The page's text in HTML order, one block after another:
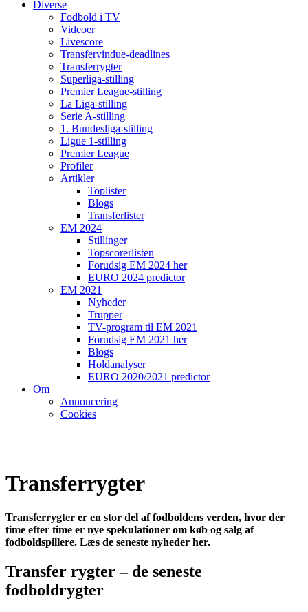
Diverse
Fodbold i TV
Videoer
Livescore
Transfervindue-deadlines
Transferrygter
Superliga-stilling
Premier League-stilling
La Liga-stilling
Serie A-stilling
1. Bundesliga-stilling
Ligue 1-stilling
Premier League
Profiler
Artikler
Toplister
Blogs
Transferlister
EM 2024
Stillinger
Topscorerlisten
Forudsig EM 2024 her
EURO 2024 predictor
EM 2021
Nyheder
Trupper
TV-program til EM 2021
Forudsig EM 2021 her
Blogs
Holdanalyser
EURO 2020/2021 predictor
Om
Annoncering
Cookies
Transferrygter
Transferrygter er en stor del af fodboldens verden, hvor der
time efter time er nye spekulationer om køb og salg af
fodboldspillere. Læs de seneste nyheder her.
Transfer rygter – de seneste
fodboldrygter